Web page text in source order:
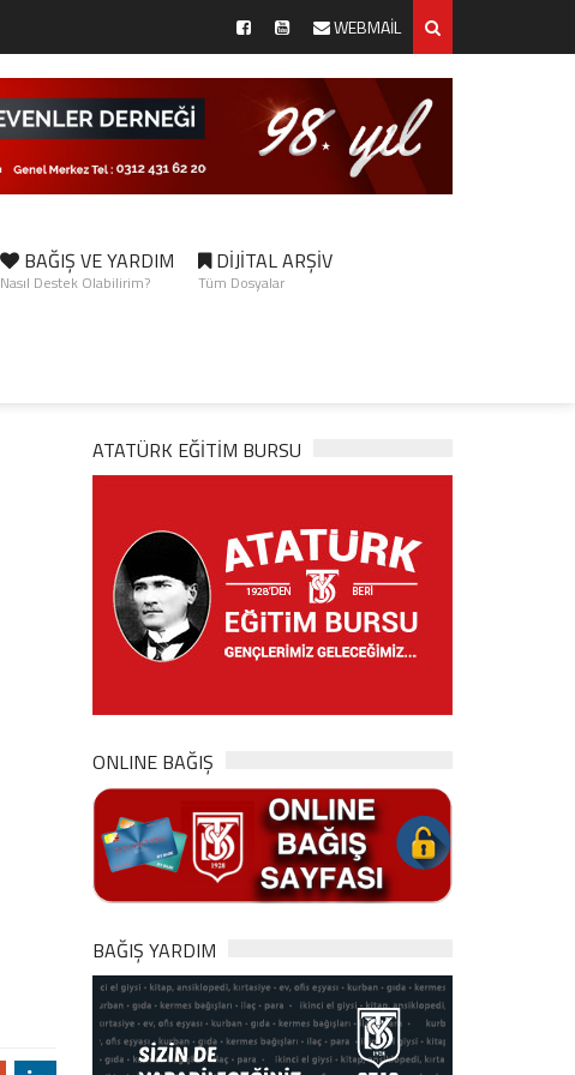
WEBMAİL
BAĞIŞ VE YARDIM
Nasıl Destek Olabilirim?
DİJİTAL ARŞİV
Tüm Dosyalar
ATATÜRK EĞITIM BURSU
ONLINE BAĞIŞ
BAĞIŞ YARDIM